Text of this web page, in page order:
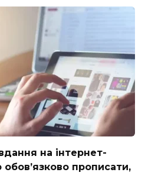
на інтернет-
прописати,